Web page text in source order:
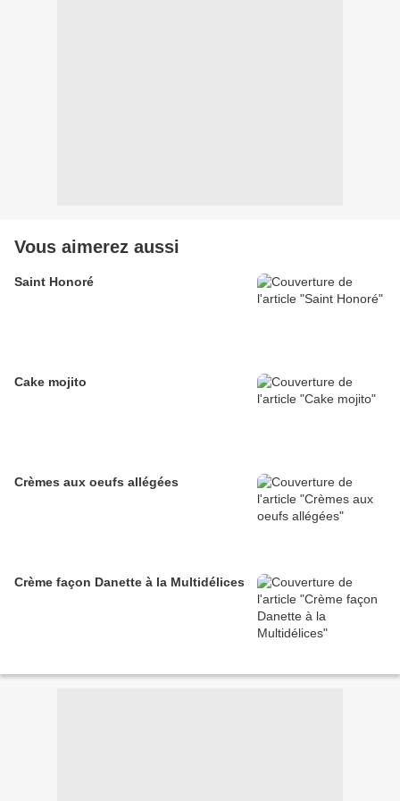
Vous aimerez aussi
Saint Honoré
Cake mojito
Crèmes aux oeufs allégées
Crème façon Danette à la Multidélices